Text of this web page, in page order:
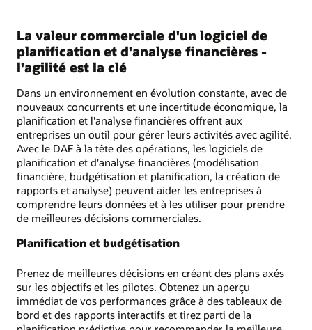
La valeur commerciale d'un logiciel de
planification et d'analyse financières -
l'agilité est la clé
Dans un environnement en évolution constante, avec de
nouveaux concurrents et une incertitude économique, la
planification et l'analyse financières offrent aux
entreprises un outil pour gérer leurs activités avec agilité.
Avec le DAF à la tête des opérations, les logiciels de
planification et d'analyse financières (modélisation
financière, budgétisation et planification, la création de
rapports et analyse) peuvent aider les entreprises à
comprendre leurs données et à les utiliser pour prendre
de meilleures décisions commerciales.
Planification et budgétisation
Prenez de meilleures décisions en créant des plans axés
sur les objectifs et les pilotes. Obtenez un aperçu
immédiat de vos performances grâce à des tableaux de
bord et des rapports interactifs et tirez parti de la